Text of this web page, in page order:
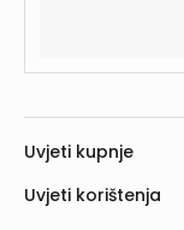
Uvjeti kupnje
Uvjeti korištenja